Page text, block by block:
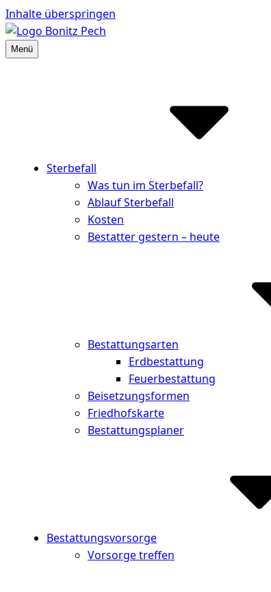
Inhalte überspringen
Bestattungshaus Bonitz Pech
Partner der Hinterbliebenen
Menü
Sterbefall
Was tun im Sterbefall?
Ablauf Sterbefall
Kosten
Bestatter gestern – heute
Bestattungsarten
Erdbestattung
Feuerbestattung
Beisetzungsformen
Friedhofskarte
Bestattungsplaner
Bestattungsvorsorge
Vorsorge treffen